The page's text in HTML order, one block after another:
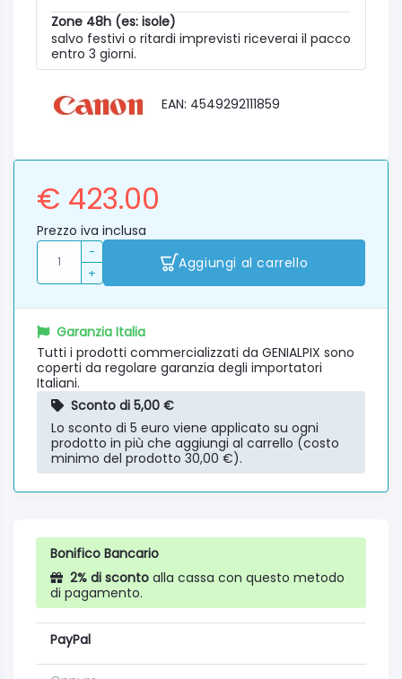
Zone 48h (es: isole)
salvo festivi o ritardi imprevisti riceverai il pacco
entro 3 giorni.
EAN: 4549292111859
€ 423.00
Prezzo iva inclusa
-
+
Aggiungi al carrello
Garanzia Italia
Tutti i prodotti commercializzati da GENIALPIX sono
coperti da regolare garanzia degli importatori
Italiani.
Sconto di 5,00 €
Lo sconto di 5 euro viene applicato su ogni
prodotto in più che aggiungi al carrello (costo
minimo del prodotto 30,00 €).
Bonifico Bancario
2% di sconto alla cassa con questo metodo
di pagamento.
PayPal